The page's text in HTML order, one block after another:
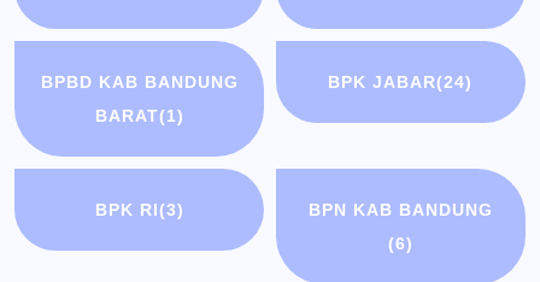
BPBD KAB BANDUNG
BARAT(1)
BPK JABAR(24)
BPK RI(3)
BPN KAB BANDUNG
(6)